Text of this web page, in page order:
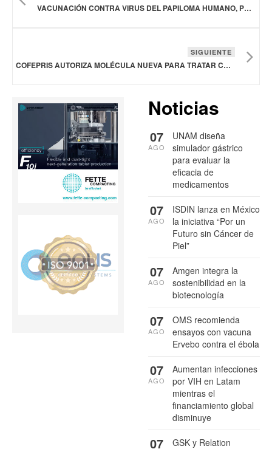
VACUNACIÓN CONTRA VIRUS DEL PAPILOMA HUMANO, PRINCIPAL ESLABÓN PARA PROTEGER CONTRA CÁNCER DE CUELLO UTERINO: INCAN
SIGUIENTE
COFEPRIS AUTORIZA MOLÉCULA NUEVA PARA TRATAR CÁNCER DE PRÓSTATA
Noticias
UNAM diseña
simulador gástrico
para evaluar la
eficacia de
medicamentos
07
AGO
ISDIN lanza en México
la iniciativa “Por un
Futuro sin Cáncer de
Piel”
07
AGO
Amgen integra la
sostenibilidad en la
biotecnología
07
AGO
OMS recomienda
ensayos con vacuna
Ervebo contra el ébola
07
AGO
Aumentan infecciones
por VIH en Latam
mientras el
financiamiento global
disminuye
07
AGO
GSK y Relation
07